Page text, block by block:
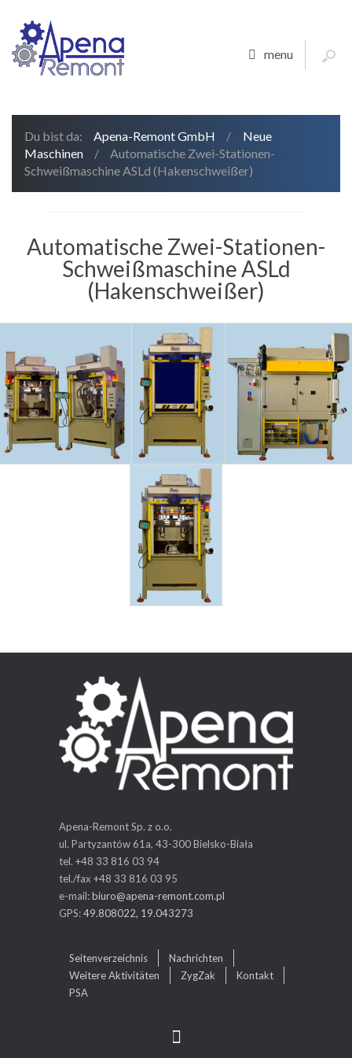
menu
Du bist da: Apena-Remont GmbH /
Neue
Maschinen
/
Automatische Zwei-Stationen-
Schweißmaschine ASLd (Hakenschweißer)
Automatische Zwei-Stationen-
Schweißmaschine ASLd
(Hakenschweißer)
Apena-Remont Sp. z o.o.
ul. Partyzantów 61a, 43-300 Bielsko-Biała
tel. +48 33 816 03 94
tel./fax +48 33 816 03 95
e-mail:biuro@apena-remont.com.pl
GPS:49.808022, 19.043273
Seitenverzeichnis
Nachrichten
Weitere Aktivitäten
ZygZak
Kontakt
PSA